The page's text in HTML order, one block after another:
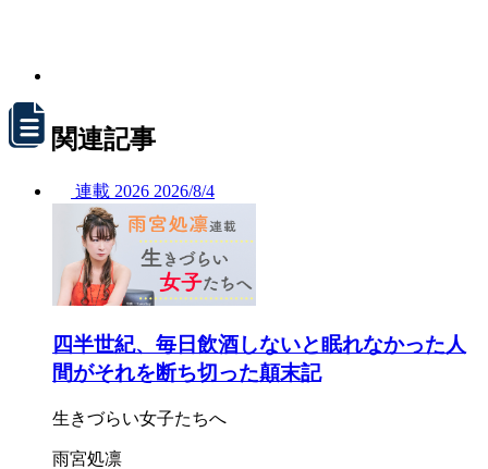
関連記事
連載 2026 2026/8/4
四半世紀、毎日飲酒しないと眠れなかった人
間がそれを断ち切った顛末記
生きづらい女子たちへ
雨宮処凛